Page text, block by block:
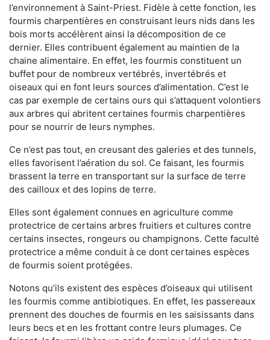
l’environnement à Saint-Priest. Fidèle à cette fonction, les
fourmis charpentières en construisant leurs nids dans les
bois morts accélèrent ainsi la décomposition de ce
dernier. Elles contribuent également au maintien de la
chaine alimentaire. En effet, les fourmis constituent un
buffet pour de nombreux vertébrés, invertébrés et
oiseaux qui en font leurs sources d’alimentation. C’est le
cas par exemple de certains ours qui s’attaquent volontiers
aux arbres qui abritent certaines fourmis charpentières
pour se nourrir de leurs nymphes.
Ce n’est pas tout, en creusant des galeries et des tunnels,
elles favorisent l’aération du sol. Ce faisant, les fourmis
brassent la terre en transportant sur la surface de terre
des cailloux et des lopins de terre.
Elles sont également connues en agriculture comme
protectrice de certains arbres fruitiers et cultures contre
certains insectes, rongeurs ou champignons. Cette faculté
protectrice a même conduit à ce dont certaines espèces
de fourmis soient protégées.
Notons qu’ils existent des espèces d’oiseaux qui utilisent
les fourmis comme antibiotiques. En effet, les passereaux
prennent des douches de fourmis en les saisissants dans
leurs becs et en les frottant contre leurs plumages. Ce